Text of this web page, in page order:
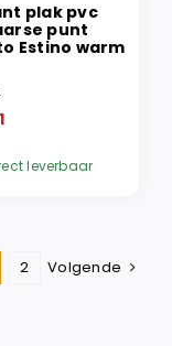
plak pvc
punt
Estino warm
leverbaar
2 Volgende